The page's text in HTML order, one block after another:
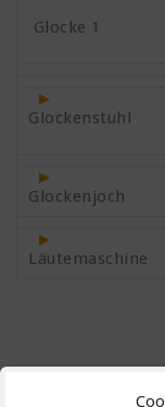
Glocke 1
Glockenstuhl
Glockenjoch
Läutemaschine